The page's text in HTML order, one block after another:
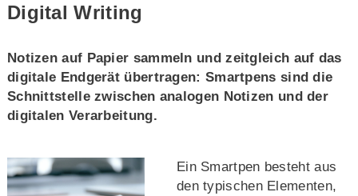
Digital Writing
Notizen auf Papier sammeln und zeitgleich auf das
digitale Endgerät übertragen: Smartpens sind die
Schnittstelle zwischen analogen Notizen und der
digitalen Verarbeitung.
Ein Smartpen besteht aus
den typischen Elementen,